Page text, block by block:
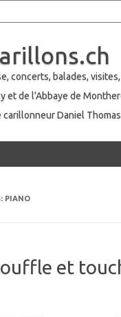
concerts, balades,
et de l'Abbaye de
carillonneur Daniel Thomas
PIANO
et